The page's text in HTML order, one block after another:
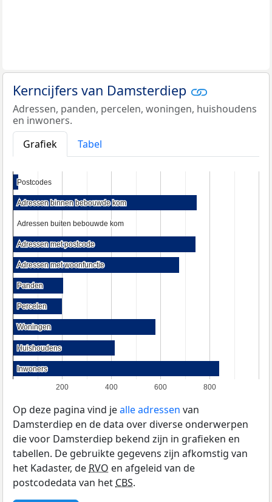
Kerncijfers van Damsterdiep
Adressen, panden, percelen, woningen, huishoudens
en inwoners.
Grafiek
Tabel
200 400 600 800
Postcodes
Postcodes
Adressen binnen bebouwde kom
Adressen binnen bebouwde kom
Adressen buiten bebouwde kom
Adressen buiten bebouwde kom
Adressen met postcode
Adressen met postcode
Adressen met woonfunctie
Adressen met woonfunctie
Panden
Panden
Percelen
Percelen
Woningen
Woningen
Huishoudens
Huishoudens
Inwoners
Inwoners
Op deze pagina vind jealle adressen van
Damsterdiep en de data over diverse onderwerpen
die voor Damsterdiep bekend zijn in grafieken en
tabellen. De gebruikte gegevens zijn afkomstig van
het Kadaster, deRVO en afgeleid van de
postcodedata van hetCBS.